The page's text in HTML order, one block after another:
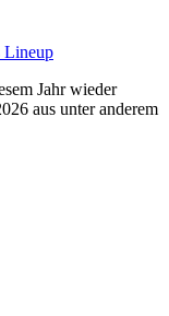
Lineup
Jahr wieder
aus unter anderem